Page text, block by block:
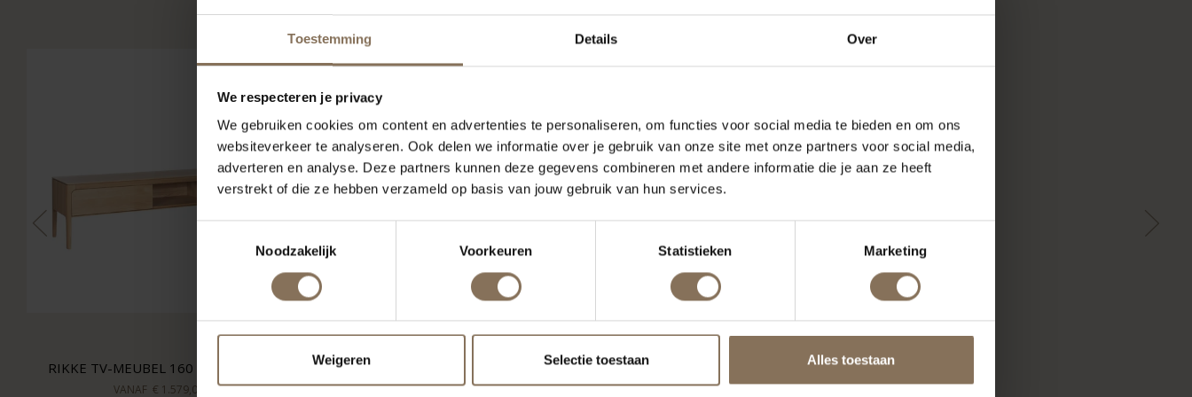
Toestemming Details Over
We respecteren je privacy
We gebruiken cookies om content en advertenties te personaliseren, om functies voor social media te bieden en om ons
websiteverkeer te analyseren. Ook delen we informatie over je gebruik van onze site met onze partners voor social media,
adverteren en analyse. Deze partners kunnen deze gegevens combineren met andere informatie die je aan ze heeft
verstrekt of die ze hebben verzameld op basis van jouw gebruik van hun services.
Noodzakelijk
Voorkeuren Statistieken Marketing
Weigeren Selectie toestaan Alles toestaan
RIKKE TV-MEUBEL 160 CM | EIKEN
VANAF € 1.579,00